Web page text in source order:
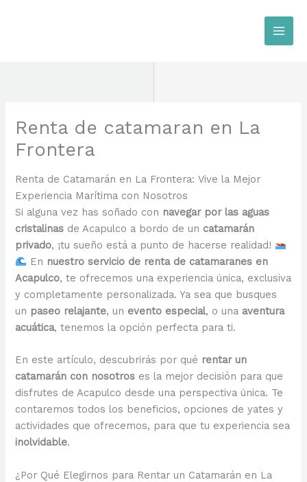
Renta de catamaran en La
Frontera
Renta de Catamarán en La Frontera: Vive la Mejor
Experiencia Marítima con Nosotros
Si alguna vez has soñado con navegar por las aguas
cristalinas de Acapulco a bordo de un catamarán
privado, ¡tu sueño está a punto de hacerse realidad!
En nuestro servicio de renta de catamaranes en
Acapulco, te ofrecemos una experiencia única, exclusiva
y completamente personalizada. Ya sea que busques
un paseo relajante, un evento especial, o una aventura
acuática, tenemos la opción perfecta para ti.
En este artículo, descubrirás por qué rentar un
catamarán con nosotros es la mejor decisión para que
disfrutes de Acapulco desde una perspectiva única. Te
contaremos todos los beneficios, opciones de yates y
actividades que ofrecemos, para que tu experiencia sea
inolvidable.
¿Por Qué Elegirnos para Rentar un Catamarán en La